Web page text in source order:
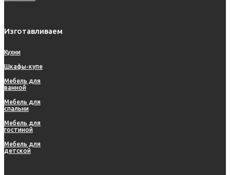
Изготавливаем
Кухни
Шкафы-купе
Мебель для
ванной
Мебель для
спальни
Мебель для
гостиной
Мебель для
детской